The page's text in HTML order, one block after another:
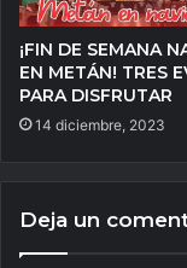
¡FIN DE SEMANA
EN METÁN! TRES
PARA DISFRUTAR
14 diciembre, 2023
Deja un